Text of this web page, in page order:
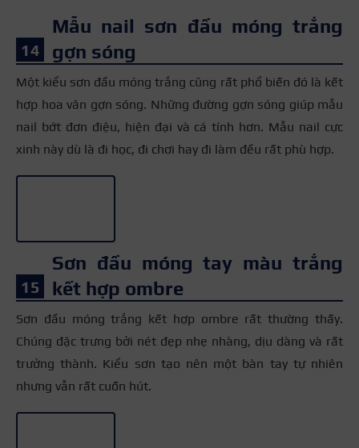
Mẫu nail sơn đầu móng trắng
gợn sóng
Một kiểu sơn đầu móng trắng cũng rất phổ biến đó là kết
hợp hoa văn gợn sóng. Những đường gợn sóng giúp mẫu
nail bớt đơn điệu, hiện đại và cá tính hơn. Mẫu nail cực
xinh này dù là đi học, đi chơi hay đi làm đều rất phù hợp.
+3
Sơn đầu móng tay màu trắng
kết hợp ombre
Sơn đầu móng trắng kết hợp ombre rất thường thấy.
Chúng đặc trưng bởi nét đẹp nhẹ nhàng, dịu dàng và rất
trưởng thành. Kiểu sơn tạo nên một bàn tay tự nhiên
nhưng vẫn rất cuốn hút.